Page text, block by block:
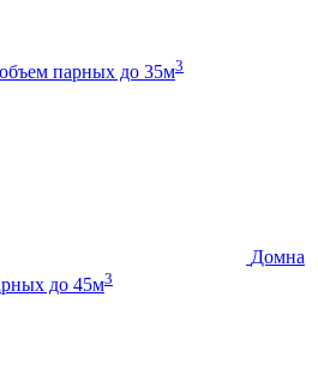
объем парных до 35м3
Домна
до 45м3